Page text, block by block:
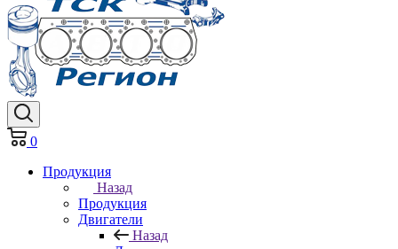
0
Продукция
Назад
Продукция
Двигатели
Назад